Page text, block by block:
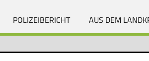
POLIZEIBERICHT AUS DEM